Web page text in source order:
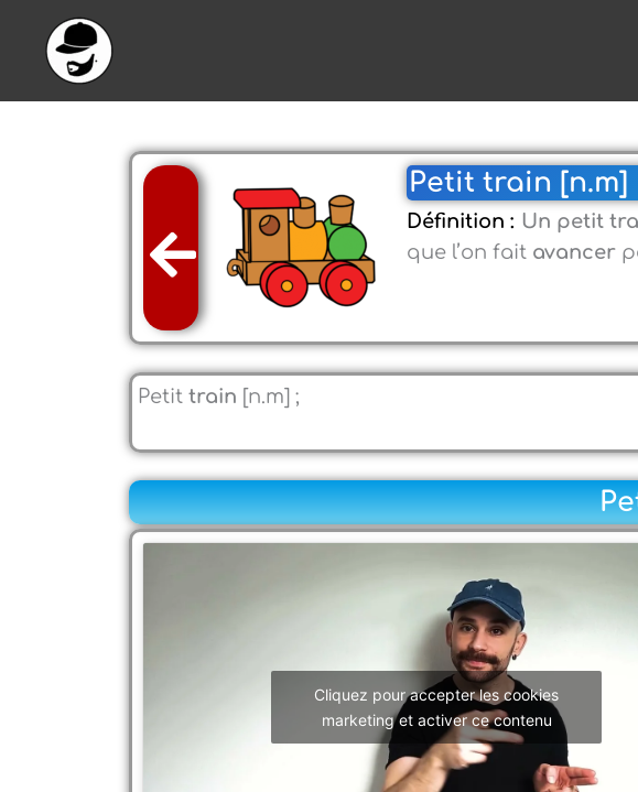
contenu
Petit train [n.m]
Définition : Un petit
que l’on fait avancer
Petit train [n.m] ;
Cliquez pour accepter les cookies
marketing et activer ce contenu